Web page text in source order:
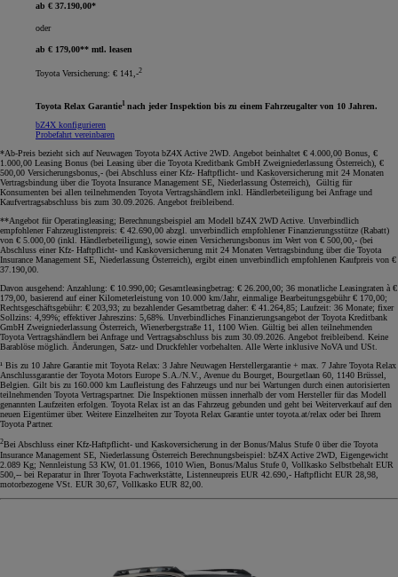
ab € 37.190,00*
oder
ab € 179,00** mtl. leasen
Toyota Versicherung: € 141,-2
Toyota Relax Garantie1 nach jeder Inspektion bis zu einem Fahrzeugalter von 10 Jahren.
bZ4X konfigurieren
Probefahrt vereinbaren
*Ab-Preis bezieht sich auf Neuwagen Toyota bZ4X Active 2WD. Angebot beinhaltet € 4.000,00 Bonus, €
1.000,00 Leasing Bonus (bei Leasing über die Toyota Kreditbank GmbH Zweigniederlassung Österreich), €
500,00 Versicherungsbonus,- (bei Abschluss einer Kfz- Haftpflicht- und Kaskoversicherung mit 24 Monaten
Vertragsbindung über die Toyota Insurance Management SE, Niederlassung Österreich), Gültig für
Konsumenten bei allen teilnehmenden Toyota Vertragshändlern inkl. Händlerbeteiligung bei Anfrage und
Kaufvertragsabschluss bis zum 30.09.2026. Angebot freibleibend.
**Angebot für Operatingleasing; Berechnungsbeispiel am Modell bZ4X 2WD Active. Unverbindlich
empfohlener Fahrzeuglistenpreis: € 42.690,00 abzgl. unverbindlich empfohlener Finanzierungsstütze (Rabatt)
von € 5.000,00 (inkl. Händlerbeteiligung), sowie einen Versicherungsbonus im Wert von € 500,00,- (bei
Abschluss einer Kfz- Haftpflicht- und Kaskoversicherung mit 24 Monaten Vertragsbindung über die Toyota
Insurance Management SE, Niederlassung Österreich), ergibt einen unverbindlich empfohlenen Kaufpreis von €
37.190,00.
Davon ausgehend: Anzahlung: € 10.990,00; Gesamtleasingbetrag: € 26.200,00; 36 monatliche Leasingraten à €
179,00, basierend auf einer Kilometerleistung von 10.000 km/Jahr, einmalige Bearbeitungsgebühr € 170,00;
Rechtsgeschäftsgebühr: € 203,93; zu bezahlender Gesamtbetrag daher: € 41.264,85; Laufzeit: 36 Monate; fixer
Sollzins: 4,99%; effektiver Jahreszins: 5,68%. Unverbindliches Finanzierungsangebot der Toyota Kreditbank
GmbH Zweigniederlassung Österreich, Wienerbergstraße 11, 1100 Wien. Gültig bei allen teilnehmenden
Toyota Vertragshändlern bei Anfrage und Vertragsabschluss bis zum 30.09.2026. Angebot freibleibend. Keine
Barablöse möglich. Änderungen, Satz- und Druckfehler vorbehalten. Alle Werte inklusive NoVA und USt.
¹ Bis zu 10 Jahre Garantie mit Toyota Relax: 3 Jahre Neuwagen Herstellergarantie + max. 7 Jahre Toyota Relax
Anschlussgarantie der Toyota Motors Europe S.A./N.V., Avenue du Bourget, Bourgetlaan 60, 1140 Brüssel,
Belgien. Gilt bis zu 160.000 km Laufleistung des Fahrzeugs und nur bei Wartungen durch einen autorisierten
teilnehmenden Toyota Vertragspartner. Die Inspektionen müssen innerhalb der vom Hersteller für das Modell
genannten Laufzeiten erfolgen. Toyota Relax ist an das Fahrzeug gebunden und geht bei Weiterverkauf auf den
neuen Eigentümer über. Weitere Einzelheiten zur Toyota Relax Garantie unter toyota.at/relax oder bei Ihrem
Toyota Partner.
2Bei Abschluss einer Kfz-Haftpflicht- und Kaskoversicherung in der Bonus/Malus Stufe 0 über die Toyota
Insurance Management SE, Niederlassung Österreich Berechnungsbeispiel: bZ4X Active 2WD, Eigengewicht
2.089 Kg; Nennleistung 53 KW, 01.01.1966, 1010 Wien, Bonus/Malus Stufe 0, Vollkasko Selbstbehalt EUR
500,-- bei Reparatur in Ihrer Toyota Fachwerkstätte, Listenneupreis EUR 42.690,- Haftpflicht EUR 28,98,
motorbezogene VSt. EUR 30,67, Vollkasko EUR 82,00.